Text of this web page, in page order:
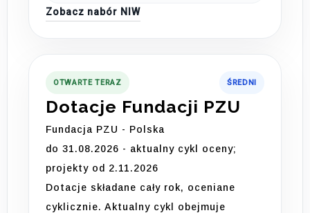
Zobacz nabór NIW
OTWARTE TERAZ ŚREDNI
Dotacje Fundacji PZU
Fundacja PZU - Polska
do 31.08.2026 - aktualny cykl oceny;
projekty od 2.11.2026
Dotacje składane cały rok, oceniane
cyklicznie. Aktualny cykl obejmuje